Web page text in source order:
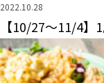
2022.10.28
【10/27～11/4